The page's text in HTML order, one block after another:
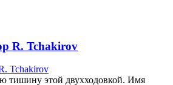
R. Tchakirov
тишину этой двухходовкой. Имя